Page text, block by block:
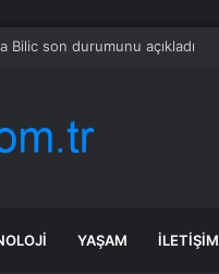
oldu
YAŞAM İLETIŞIM